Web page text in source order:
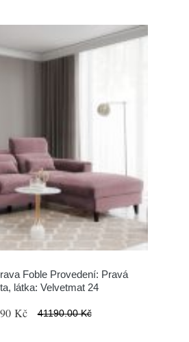
Foble Provedení: Pravá
látka: Velvetmat 24
Kč 41190.00 Kč